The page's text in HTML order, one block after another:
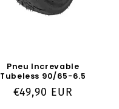
Pneu Increvable
Tubeless 90/65-6.5
Prix
€49,90 EUR